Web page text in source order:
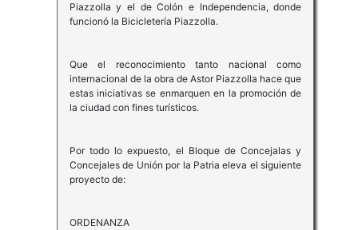
Piazzolla y el de Colón e Independencia, donde
funcionó la Bicicletería Piazzolla.
Que el reconocimiento tanto nacional como
internacional de la obra de Astor Piazzolla hace que
estas iniciativas se enmarquen en la promoción de
la ciudad con fines turísticos.
Por todo lo expuesto, el Bloque de Concejalas y
Concejales de Unión por la Patria eleva el siguiente
proyecto de:
ORDENANZA